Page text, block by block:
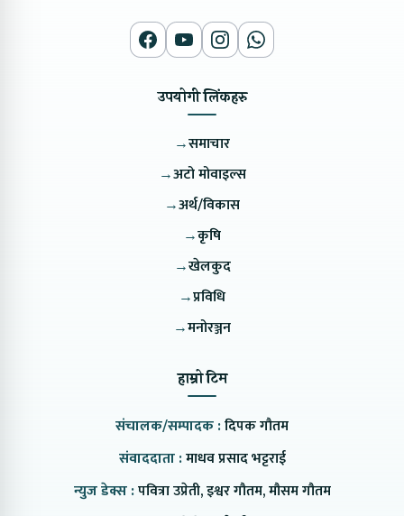
उपयोगी लिंकहरु
→समाचार
→अटो मोवाइल्स
→अर्थ/विकास
→कृषि
→खेलकुद
→प्रविधि
→मनोरञ्जन
हाम्रो टिम
संचालक/सम्पादक :दिपक गौतम
संवाददाता :माधव प्रसाद भट्टराई
न्युज डेक्स :पवित्रा उप्रेती, इश्वर गौतम, मौसम गौतम